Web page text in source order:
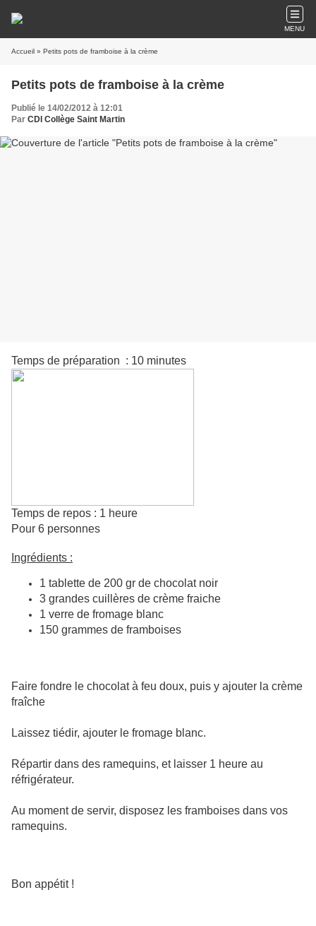
MENU
Accueil » Petits pots de framboise à la crème
Petits pots de framboise à la crème
Publié le 14/02/2012 à 12:01
Par CDI Collège Saint Martin
Temps de préparation : 10 minutes
Temps de repos : 1 heure
Pour 6 personnes
Ingrédients :
1 tablette de 200 gr de chocolat noir
3 grandes cuillères de crème fraiche
1 verre de fromage blanc
150 grammes de framboises
Faire fondre le chocolat à feu doux, puis y ajouter la crème
fraîche
Laissez tiédir, ajouter le fromage blanc.
Répartir dans des ramequins, et laisser 1 heure au
réfrigérateur.
Au moment de servir, disposez les framboises dans vos
ramequins.
Bon appétit !